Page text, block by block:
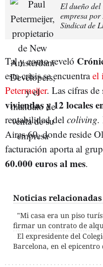
El dueño
empresa
Sindicat de
Tal y como reveló
esta crisis se encuentrael
Petermeijer. Las cifras de
viviendas y 12 locales
rentabilidad del coliving.
Aires 60, donde reside
facturación aporta al
60.000 euros al mes.
Noticias relacionadas
"Mi casa era un piso
firmar un contrato de
El expresidente del
Barcelona, en el